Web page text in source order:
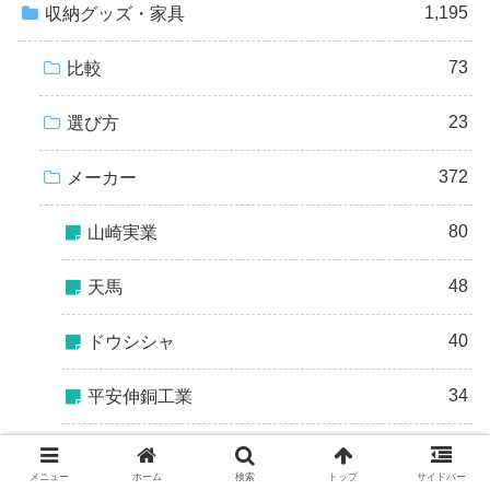
収納グッズ・家具 1,195
比較 73
選び方 23
メーカー 372
山崎実業 80
天馬 48
ドウシシャ 40
平安伸銅工業 34
アイリスオーヤマ 32
メニュー ホーム 検索 トップ サイドバー